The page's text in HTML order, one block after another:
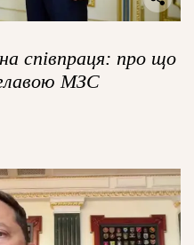
співпраця: про що
главою МЗС